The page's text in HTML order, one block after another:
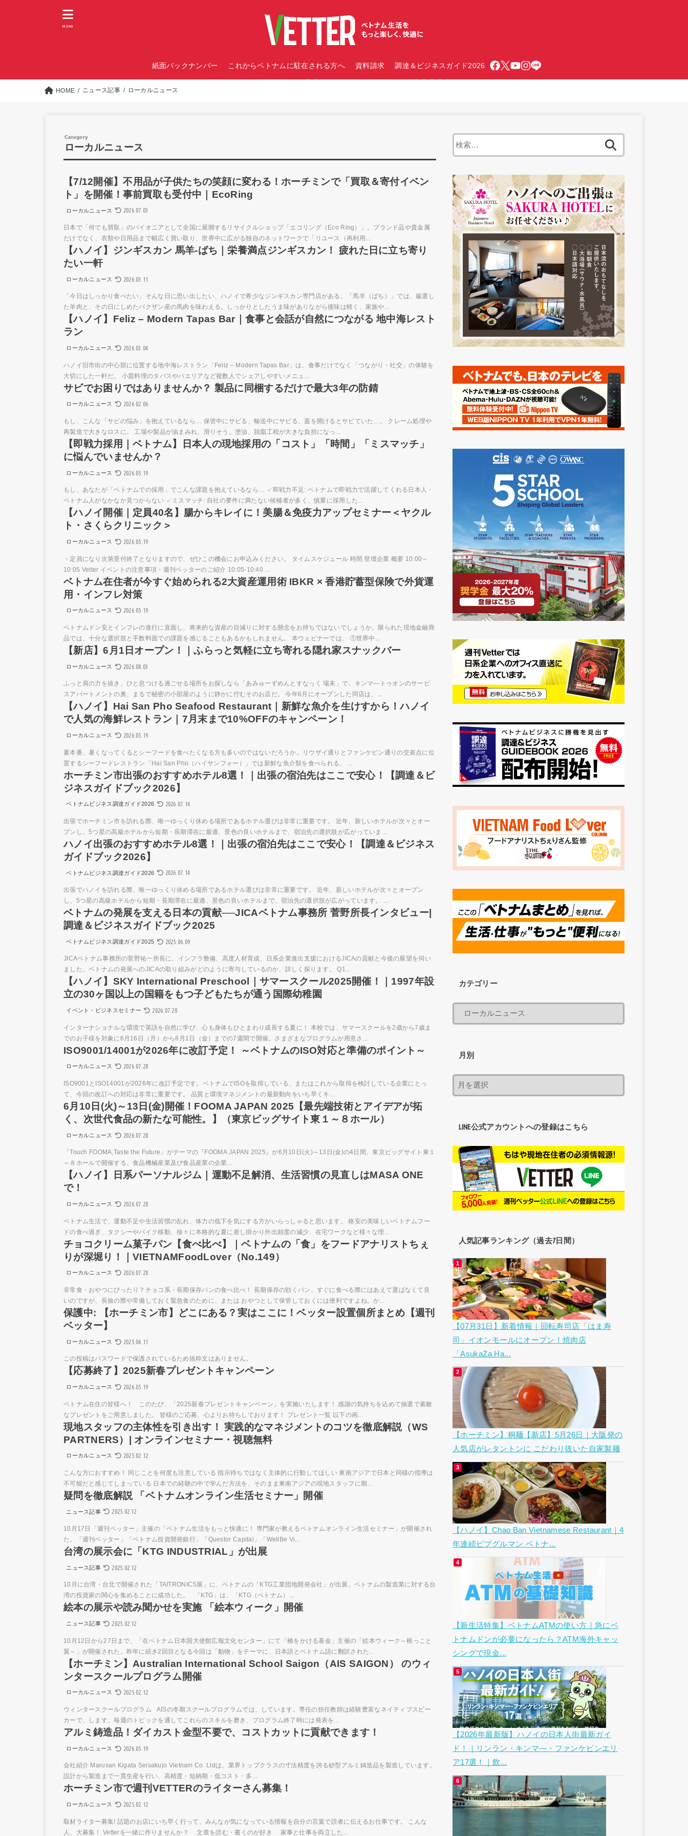
紙面バックナンバー これからベトナムに駐在される方へ 資料請求 調達＆ビジネスガイド2026
MENU
HOME ニュース記事 ローカルニュース
ローカルニュース
【7/12開催】不用品が子供たちの笑顔に変わる！ホーチミンで「買取＆寄付イベン
ト」を開催！事前買取も受付中｜EcoRing
ローカルニュース 2026.07.03
日本で「何でも買取」のパイオニアとして全国に展開するリサイクルショップ「エコリング（Eco Ring）」。ブランド品や貴金属
だけでなく、衣類や日用品まで幅広く買い取り、世界中に広がる独自のネットワークで「リユース（再利用...
【ハノイ】ジンギスカン 馬羊-ばち｜栄養満点ジンギスカン！ 疲れた日に立ち寄り
たい一軒
ローカルニュース 2026.03.11
「今日はしっかり食べたい」そんな日に思い出したい、ハノイで希少なジンギスカン専門店がある。「馬羊（ばち）」では、厳選し
た羊肉と、その日にしめたバクザン産の馬肉を味わえる。しっかりとしたうま味がありながら後味は軽く、家族や...
【ハノイ】Feliz – Modern Tapas Bar｜食事と会話が自然につながる 地中海レスト
ラン
ローカルニュース 2026.03.04
ハノイ旧市街の中心部に位置する地中海レストラン「Feliz – Modern Tapas Bar」は、食事だけでなく「つながり・社交」の体験を
大切にした一軒だ。 小皿料理のタパスやパエリアなど複数人でシェアしやすいメニュ...
サビでお困りではありませんか？ 製品に同梱するだけで最大3年の防錆
ローカルニュース 2026.02.06
もし、こんな「サビの悩み」を抱えているなら… 保管中にサビる、輸送中にサビる、蓋を開けるとサビていた…。 クレーム処理や
再製造で大きなロスに。 工場や製品が油まみれ、滑りそう。塗油、脱脂工程が大きな負担になっ...
【即戦力採用｜ベトナム】日本人の現地採用の「コスト」「時間」「ミスマッチ」
に悩んでいませんか？
ローカルニュース 2026.05.19
もし、あなたが「ベトナムでの採用」でこんな課題を抱えているなら… ✓即戦力不足: ベトナムで即戦力で活躍してくれる日本人・
ベトナム人がなかなか見つからない ✓ミスマッチ: 自社の要件に満たない候補者が多く、慎重に採用した...
【ハノイ開催｜定員40名】腸からキレイに！美腸＆免疫力アップセミナー＜ヤクル
ト・さくらクリニック＞
ローカルニュース 2026.05.19
・定員になり次第受付終了となりますので、ぜひこの機会にお申込みください。 タイムスケジュール 時間 登壇企業 概要 10:00～
10:05 Vetter イベントの注意事項・週刊ベッターのご紹介 10:05-10:40 ...
ベトナム在住者が今すぐ始められる2大資産運用術 IBKR × 香港貯蓄型保険で外貨運
用・インフレ対策
ローカルニュース 2026.05.19
ベトナムドン安とインフレの進行に直面し、将来的な資産の目減りに対する懸念をお持ちではないでしょうか。限られた現地金融商
品では、十分な選択肢と手数料面での課題を感じることもあるかもしれません。 本ウェビナーでは、 ①世界中...
【新店】6月1日オープン！｜ふらっと気軽に立ち寄れる隠れ家スナックバー
ローカルニュース 2026.08.03
ふっと肩の力を抜き、ひと息つける過ごせる場所をお探しなら「あみゅーずめんとすなっく 場末」で。キンマ―トゥオンのサービ
スアパートメントの奥、まるで秘密の小部屋のように静かに佇むそのお店だ。 今年6月にオープンした同店は、...
【ハノイ】Hai San Pho Seafood Restaurant｜新鮮な魚介を生けすから！ハノイ
で人気の海鮮レストラン｜7月末まで10%OFFのキャンペーン！
ローカルニュース 2026.05.19
夏本番、暑くなってくるとシーフードを食べたくなる方も多いのではないだろうか。リウザイ通りとファンケビン通りの交差点に位
置するシーフードレストラン「Hai San Pho（ハイサンフォー）」では新鮮な魚介類を食べられる。 ...
ホーチミン市出張のおすすめホテル8選！｜出張の宿泊先はここで安心！【調達＆ビ
ジネスガイドブック2026】
ベトナムビジネス調達ガイド2026 2026.07.14
出張でホーチミン市を訪れる際、唯一ゆっくり休める場所であるホテル選びは非常に重要です。 近年、新しいホテルが次々とオー
プンし、5つ星の高級ホテルから短期・長期滞在に最適、景色の良いホテルまで、宿泊先の選択肢が広がっていま...
ハノイ出張のおすすめホテル8選！｜出張の宿泊先はここで安心！【調達＆ビジネス
ガイドブック2026】
ベトナムビジネス調達ガイド2026 2026.07.14
出張でハノイを訪れる際、唯一ゆっくり休める場所であるホテル選びは非常に重要です。 近年、新しいホテルが次々とオープン
し、5つ星の高級ホテルから短期・長期滞在に最適、景色の良いホテルまで、宿泊先の選択肢が広がっています。 ...
ベトナムの発展を支える日本の貢献──JICAベトナム事務所 菅野所長インタビュー|
調達＆ビジネスガイドブック2025
ベトナムビジネス調達ガイド2025 2025.06.09
JICAベトナム事務所の菅野祐一所長に、インフラ整備、高度人材育成、日系企業進出支援におけるJICAの貢献と今後の展望を伺い
ました。ベトナムの発展へのJICAの取り組みがどのように寄与しているのか、詳しく探ります。 Q1...
【ハノイ】SKY International Preschool｜サマースクール2025開催！｜1997年設
立の30ヶ国以上の国籍をもつ子どもたちが通う国際幼稚園
イベント・ビジネスセミナー 2026.07.28
インターナショナルな環境で英語を自然に学び、心も身体もひとまわり成長する夏に！ 本校では、サマースクールを2歳から7歳ま
でのお子様を対象に6月16日（月）から8月1日（金）までの7週間で開催。さまざまなプログラムが用意さ...
ISO9001/14001が2026年に改訂予定！ ～ベトナムのISO対応と準備のポイント～
ローカルニュース 2026.07.28
ISO9001とISO14001が2026年に改訂予定です。ベトナムでISOを取得している、またはこれから取得を検討している企業にとっ
て、今回の改訂への対応は非常に重要です。 品質と環境マネジメントの最新動向をいち早くキ...
6月10日(火)～13日(金)開催！FOOMA JAPAN 2025【最先端技術とアイデアが拓
く、次世代食品の新たな可能性。】（東京ビッグサイト東１～８ホール）
ローカルニュース 2026.07.28
「Touch FOOMA,Taste the Future」がテーマの『FOOMA JAPAN 2025』が6月10日(火)～13日(金)の4日間、東京ビッグサイト東１
～８ホールで開催する。食品機械産業及び食品産業の企業...
【ハノイ】日系パーソナルジム｜運動不足解消、生活習慣の見直しはMASA ONE
で！
ローカルニュース 2026.07.28
ベトナム生活で、運動不足や生活習慣の乱れ、体力の低下を気にする方がいらっしゃると思います。 格安の美味しいベトナムフー
ドの食べ過ぎ、タクシーやバイク移動、徐々に本格的な夏に差し掛かり外出頻度の減少、在宅ワークなど様々な理...
チョコクリーム菓子パン【食べ比べ】｜ベトナムの「食」をフードアナリストちぇ
りが深堀り！｜VIETNAMFoodLover（No.149）
ローカルニュース 2026.07.28
非常食・おやつにぴったり？チョコ系・長期保存パンの食べ比べ！ 長期保存の効くパン。すぐに食べる際にはあえて選ばなくて良
いのですが、長旅の際や常備しておく緊急食のために、または おやつとして保管しておくには便利ですよね。か...
保護中: 【ホーチミン市】どこにある？実はここに！ベッター設置個所まとめ【週刊
ベッター】
ローカルニュース 2025.04.11
この投稿はパスワードで保護されているため抜粋文はありません。
【応募終了】2025新春プレゼントキャンペーン
ローカルニュース 2026.05.19
ベトナム在住の皆様へ！ このたび、「2025新春プレゼントキャンペーン」を実施いたします！ 感謝の気持ちを込めて抽選で素敵
なプレゼントをご用意しました。 皆様のご応募、心よりお待ちしております！ プレゼント一覧 以下の画...
現地スタッフの主体性を引き出す！ 実践的なマネジメントのコツを徹底解説（WS
PARTNERS）| オンラインセミナー・視聴無料
ローカルニュース 2025.02.12
こんな方におすすめ！ 同じことを何度も注意している 指示待ちではなく主体的に行動してほしい 東南アジアで日本と同様の指導は
不可能だと感じてしまっている 日本での経験の中で学んだ方法を、そのまま東南アジアの現地スタッフに期...
疑問を徹底解説 「ベトナムオンライン生活セミナー」開催
ニュース記事 2025.02.12
10月17日「週刊ベッター」主催の「ベトナム生活をもっと快適に！ 専門家が教えるベトナムオンライン生活セミナー」が開催され
た。「週刊ベッター」「ベトナム投資開発銀行」「Questor Capital」「WellBe Vi...
台湾の展示会に「KTG INDUSTRIAL」が出展
ニュース記事 2025.02.12
10月に台湾・台北で開催された「TAITRONICS展」に、ベトナムの「KTG工業団地開発会社」が出展。ベトナムの製造業に対する台
湾の投資家の関心を集めることに成功した。 「KTG」は、「KTG（ベトナム）...
絵本の展示や読み聞かせを実施 「絵本ウィーク」開催
ニュース記事 2025.02.12
10月12日から27日まで、「在ベトナム日本国大使館広報文化センター」にて「橋をかける基金」主催の「絵本ウィーク～根っこと
翼～」が開催された。昨年に続き2回目となる今回は「動物」をテーマに、日本語とベトナム語に翻訳された...
【ホーチミン】Australian International School Saigon（AIS SAIGON） のウィ
ンタースクールプログラム開催
ローカルニュース 2025.02.12
ウィンタースクールプログラム AISの冬期スクールプログラムでは、しています。専任の担任教師は経験豊富なネイティブスピー
カーで、します。毎週のトピックを通してこれらのスキルを磨き、プログラム終了時には発表を...
アルミ鋳造品！ダイカスト金型不要で、コストカットに貢献できます！
ローカルニュース 2026.05.19
会社紹介 Marusan Kigata Seisakujo Vietnam Co. Ltdは、業界トップクラスの寸法精度を誇る砂型アルミ鋳造品を製造しています。
設計から製造まで一貫生産を行い、高精度・短納期・低コスト・多...
ホーチミン市で週刊VETTERのライターさん募集！
ローカルニュース 2025.02.12
取材ライター募集! 話題のお店にいち早く行って、みんなが気になっている情報を自分の言葉で読者に伝えるお仕事です。 こんな
人、大募集！ Vetterを一緒に作りませんか？ 文章を読む・書くのが好き 家事と仕事を両立した...
カテゴリー
月別
LINE公式アカウントへの登録はこちら
人気記事ランキング（過去7日間）
【07月31日】新着情報｜回転寿司店「はま寿
司」イオンモールにオープン！焼肉店
「AsukaZa Ha...
【ホーチミン】桐麺【新店】5月26日｜大阪発の
人気店がレタントンに こだわり抜いた自家製麺
【ハノイ】Chao Ban Vietnamese Restaurant｜4
年連続ビブグルマン ベトナ...
【新生活特集】ベトナムATMの使い方｜急にベ
トナムドンが必要になったら？ATM海外キャッ
シングで現金...
【2026年最新版】ハノイの日本人街最新ガイ
ド！｜リンラン・キンマ―・ファンケビンエリ
ア17選！｜飲...